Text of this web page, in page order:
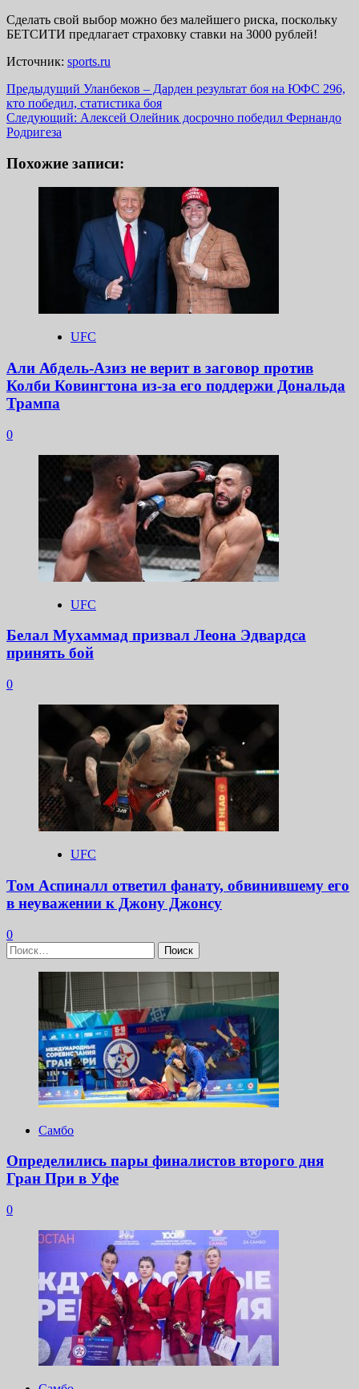
Сделать свой выбор можно без малейшего риска, поскольку
БЕТСИТИ предлагает страховку ставки на 3000 рублей!
Источник: sports.ru
Навигация
записи
Предыдущий Уланбеков – Дарден результат боя на ЮФС 296,
кто победил, статистика боя
Следующий: Алексей Олейник досрочно победил Фернандо
Родригеза
Похожие записи:
UFC
Али Абдель-Азиз не верит в заговор против
Колби Ковингтона из-за его поддержи Дональда
Трампа
0
UFC
Белал Мухаммад призвал Леона Эдвардса
принять бой
0
UFC
Том Аспиналл ответил фанату, обвинившему его
в неуважении к Джону Джонсу
0
Найти:
Самбо
Определились пары финалистов второго дня
Гран При в Уфе
0